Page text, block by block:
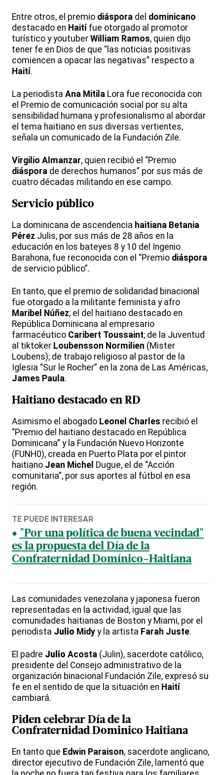
Entre otros, el premio diáspora del dominicano
destacado en Haití fue otorgado al promotor
turístico y youtuber William Ramos, quien dijo
tener fe en Dios de que “las noticias positivas
comiencen a opacar las negativas” respecto a
Haití.
La periodista Ana Mitila Lora fue reconocida con
el Premio de comunicación social por su alta
sensibilidad humana y profesionalismo al abordar
el tema haitiano en sus diversas vertientes,
señala un comunicado de la Fundación Zile.
Virgilio Almanzar, quien recibió el “Premio
diáspora de derechos humanos” por sus más de
cuatro décadas militando en ese campo.
Servicio público
La dominicana de ascendencia haitiana Betania
Pérez Julis, por sus más de 28 años en la
educación en los bateyes 8 y 10 del Ingenio
Barahona, fue reconocida con el “Premio diáspora
de servicio público”.
En tanto, que el premio de solidaridad binacional
fue otorgado a la militante feminista y afro
Maribel Núñez; el del haitiano destacado en
República Dominicana al empresario
farmacéutico Caribert Toussaint; de la Juventud
al tiktoker Loubensson Normilien (Mister
Loubens); de trabajo religioso al pastor de la
Iglesia “Sur le Rocher” en la zona de Las Américas,
James Paula.
Haitiano destacado en RD
Asimismo el abogado Leonel Charles recibió el
“Premio del haitiano destacado en República
Dominicana” y la Fundación Nuevo Horizonte
(FUNH0), creada en Puerto Plata por el pintor
haitiano Jean Michel Dugue, el de “Acción
comunitaria”, por sus aportes al fútbol en esa
región.
TE PUEDE INTERESAR
"Por una política de buena vecindad"
es la propuesta del Día de la
Confraternidad Domínico-Haitiana
Las comunidades venezolana y japonesa fueron
representadas en la actividad, igual que las
comunidades haitianas de Boston y Miami, por el
periodista Julio Midy y la artista Farah Juste.
El padre Julio Acosta (Julin), sacerdote católico,
presidente del Consejo administrativo de la
organización binacional Fundación Zile, expresó su
fe en el sentido de que la situación en Haití
cambiará.
Piden celebrar Día de la
Confraternidad Dominico Haitiana
En tanto que Edwin Paraison, sacerdote anglicano,
director ejecutivo de Fundación Zile, lamentó que